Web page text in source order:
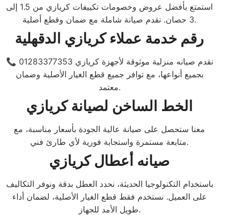
استمتع بأفضل عروض وخصومات تكييفات كريازي من 1.5 إلى
3 حصان. نقدم صيانة شاملة مع ضمان وقطع أصلية.
رقم خدمة عملاء كريازي الدقهلية
📞 01283377353 نقدم صيانه منزلية موثوقة لأجهزة كريازي
بجميع أنواعها، مع توافر جميع قطع الغيار الأصلية وضمان
معتمد.
الخط الساخن لصيانة كريازي
معنا ستحصل على صيانة عالية الجودة بأسعار مناسبة، مع
متابعة مستمرة واستجابة فورية لأي طارئ فني.
صيانه أعطال كريازي
باستخدام التكنولوجيا الحديثة، نحدد العطل بدقة ونوفر التكاليف
على العميل. نستخدم فقط قطع الغيار الأصلية، لضمان أداء
طويل الأمد للجهاز.